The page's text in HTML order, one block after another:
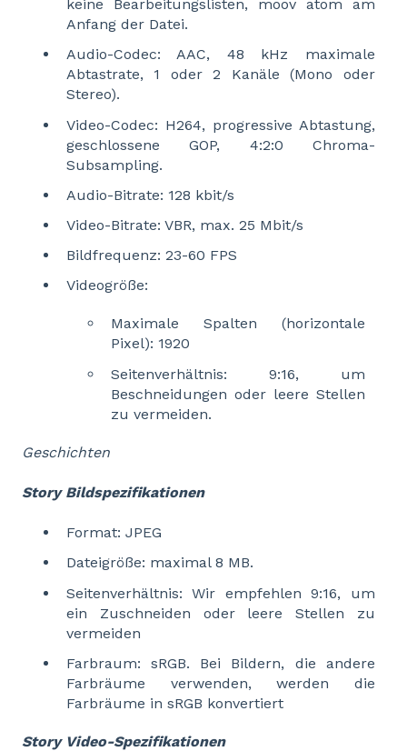
keine Bearbeitungslisten, moov atom am
Anfang der Datei.
Audio-Codec: AAC, 48 kHz maximale
Abtastrate, 1 oder 2 Kanäle (Mono oder
Stereo).
Video-Codec: H264, progressive Abtastung,
geschlossene GOP, 4:2:0 Chroma-
Subsampling.
Audio-Bitrate: 128 kbit/s
Video-Bitrate: VBR, max. 25 Mbit/s
Bildfrequenz: 23-60 FPS
Videogröße:
Maximale Spalten (horizontale
Pixel): 1920
Seitenverhältnis: 9:16, um
Beschneidungen oder leere Stellen
zu vermeiden.
Geschichten
Story Bildspezifikationen
Format: JPEG
Dateigröße: maximal 8 MB.
Seitenverhältnis: Wir empfehlen 9:16, um
ein Zuschneiden oder leere Stellen zu
vermeiden
Farbraum: sRGB. Bei Bildern, die andere
Farbräume verwenden, werden die
Farbräume in sRGB konvertiert
Story Video-Spezifikationen